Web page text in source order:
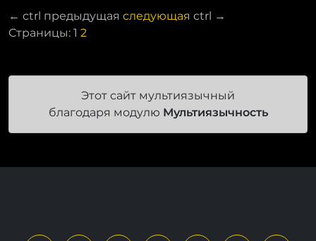
← ctrl предыдущая следующая ctrl →
Страницы: 1 2
Этот сайт мультиязычный
благодаря модулю Мультиязычность